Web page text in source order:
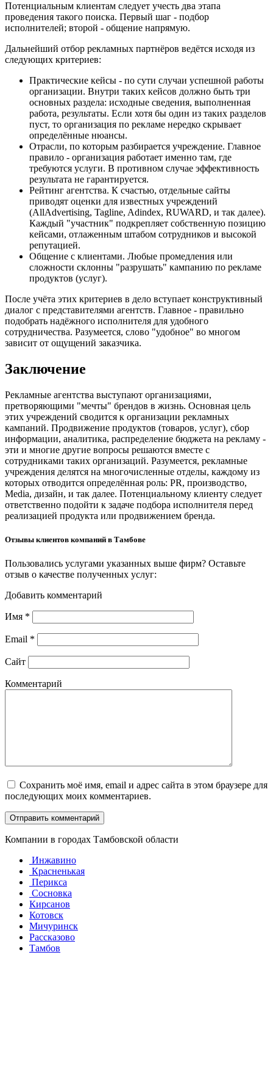
Потенциальным клиентам следует учесть два этапа
проведения такого поиска. Первый шаг - подбор
исполнителей; второй - общение напрямую.
Дальнейший отбор рекламных партнёров ведётся исходя из
следующих критериев:
Практические кейсы - по сути случаи успешной работы
организации. Внутри таких кейсов должно быть три
основных раздела: исходные сведения, выполненная
работа, результаты. Если хотя бы один из таких разделов
пуст, то организация по рекламе нередко скрывает
определённые нюансы.
Отрасли, по которым разбирается учреждение. Главное
правило - организация работает именно там, где
требуются услуги. В противном случае эффективность
результата не гарантируется.
Рейтинг агентства. К счастью, отдельные сайты
приводят оценки для известных учреждений
(AllAdvertising, Tagline, Adindex, RUWARD, и так далее).
Каждый "участник" подкрепляет собственную позицию
кейсами, отлаженным штабом сотрудников и высокой
репутацией.
Общение с клиентами. Любые промедления или
сложности склонны "разрушать" кампанию по рекламе
продуктов (услуг).
После учёта этих критериев в дело вступает конструктивный
диалог с представителями агентств. Главное - правильно
подобрать надёжного исполнителя для удобного
сотрудничества. Разумеется, слово "удобное" во многом
зависит от ощущений заказчика.
Заключение
Рекламные агентства выступают организациями,
претворяющими "мечты" брендов в жизнь. Основная цель
этих учреждений сводится к организации рекламных
кампаний. Продвижение продуктов (товаров, услуг), сбор
информации, аналитика, распределение бюджета на рекламу -
эти и многие другие вопросы решаются вместе с
сотрудниками таких организаций. Разумеется, рекламные
учреждения делятся на многочисленные отделы, каждому из
которых отводится определённая роль: PR, производство,
Media, дизайн, и так далее. Потенциальному клиенту следует
ответственно подойти к задаче подбора исполнителя перед
реализацией продукта или продвижением бренда.
Отзывы клиентов компаний в Тамбове
Пользовались услугами указанных выше фирм? Оставьте
отзыв о качестве полученных услуг:
Добавить комментарий
Имя *
Email *
Сайт
Комментарий
Сохранить моё имя, email и адрес сайта в этом браузере для
последующих моих комментариев.
Компании в городах Тамбовской области
Инжавино
Красненькая
Перикса
Сосновка
Кирсанов
Котовск
Мичуринск
Рассказово
Тамбов